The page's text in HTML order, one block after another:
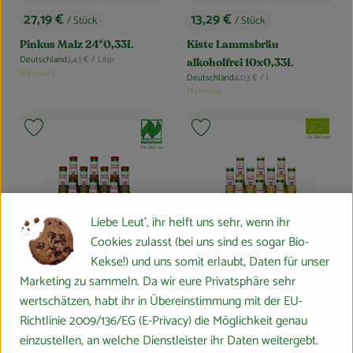
, Preis:
27,19 €/ Stück
Pinkus Malz 24*0,33L
, Herkunft:
Deutschland, Referenzpreis:
3,43 € / Liter
Mehrweg
, Preis:
13,29 €/ Stück
Kiste Lammsbräu
alkoholfrei 10x0,33L
, Herkunft:
Deutschland, Referenzpreis:
4,03 € / l
Mehrweg
, Preis:
13,29 €/ Stück
Kiste Lammsbräu Dunkel
Produkt zum Warenkorb hinzufügen
, Verband:
, Kontrollstelle:
DE-ÖKO-001
Produkt zu Favouriten hinzufügen
, Preis:
15,99 €/ Stück
Kiste Lammsbräu Gluten-
, Verband:
, Kontrollstelle:
DE-ÖKO-001
Produkt zu Favouriten hinzufügen
Liebe Leut', ihr helft uns sehr, wenn ihr
Cookies zulasst (bei uns sind es sogar Bio-
Kekse!) und uns somit erlaubt, Daten für unser
Marketing zu sammeln. Da wir eure Privatsphäre sehr
wertschätzen, habt ihr in Übereinstimmung mit der EU-
Richtlinie 2009/136/EG (E-Privacy) die Möglichkeit genau
einzustellen, an welche Dienstleister ihr Daten weitergebt.